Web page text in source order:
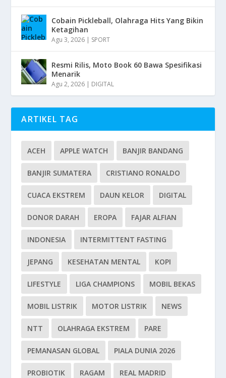
Cobain Pickleball, Olahraga Hits Yang Bikin
Ketagihan
Agu 3, 2026 | SPORT
Resmi Rilis, Moto Book 60 Bawa Spesifikasi
Menarik
Agu 2, 2026 | DIGITAL
ARTIKEL TAG
ACEH APPLE WATCH BANJIR BANDANG
BANJIR SUMATERA CRISTIANO RONALDO
CUACA EKSTREM DAUN KELOR DIGITAL
DONOR DARAH EROPA FAJAR ALFIAN
INDONESIA INTERMITTENT FASTING
JEPANG KESEHATAN MENTAL KOPI
LIFESTYLE LIGA CHAMPIONS MOBIL BEKAS
MOBIL LISTRIK MOTOR LISTRIK NEWS
NTT OLAHRAGA EKSTREM PARE
PEMANASAN GLOBAL PIALA DUNIA 2026
PROBIOTIK RAGAM REAL MADRID